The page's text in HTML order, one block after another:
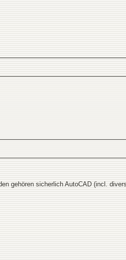
gehören sicherlich AutoCAD (incl.